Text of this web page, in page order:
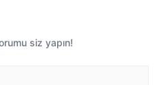
siz yapın!